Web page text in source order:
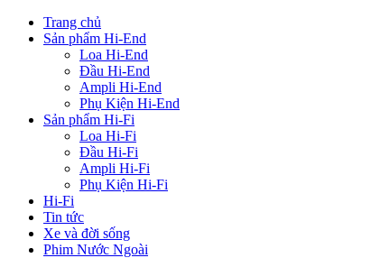
Trang chủ
Sản phẩm Hi-End
Loa Hi-End
Đầu Hi-End
Ampli Hi-End
Phụ Kiện Hi-End
Sản phẩm Hi-Fi
Loa Hi-Fi
Đầu Hi-Fi
Ampli Hi-Fi
Phụ Kiện Hi-Fi
Hi-Fi
Tin tức
Xe và đời sống
Phim Nước Ngoài